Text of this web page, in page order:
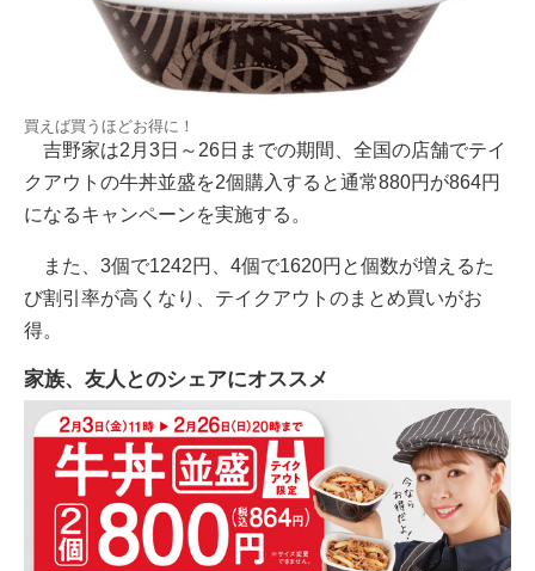
買えば買うほどお得に！
吉野家は2月3日～26日までの期間、全国の店舗でテイ
クアウトの牛丼並盛を2個購入すると通常880円が864円
になるキャンペーンを実施する。
また、3個で1242円、4個で1620円と個数が増えるた
び割引率が高くなり、テイクアウトのまとめ買いがお
得。
家族、友人とのシェアにオススメ